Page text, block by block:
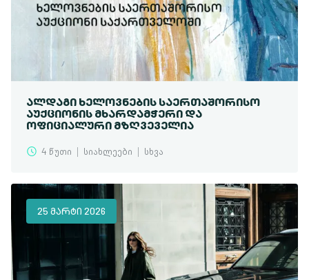
ᲐᲚᲓᲐᲒᲘ ᲮᲔᲚᲝᲕᲜᲔᲑᲘᲡ ᲡᲐᲔᲠᲗᲐᲨᲝᲠᲘᲡᲝ
ᲐᲣᲥᲪᲘᲝᲜᲘᲡ ᲛᲮᲐᲠᲓᲐᲛᲭᲔᲠᲘ ᲓᲐ
ᲝᲤᲘᲪᲘᲐᲚᲣᲠᲘ ᲛᲖᲦᲕᲔᲕᲔᲚᲘᲐ
4 წუთი სიახლეები სხვა
25 ᲛᲐᲠᲢᲘ 2026